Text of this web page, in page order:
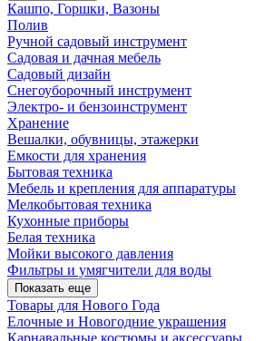
Кашпо, Горшки, Вазоны
Полив
Ручной садовый инструмент
Садовая и дачная мебель
Садовый дизайн
Снегоуборочный инструмент
Электро- и бензоинструмент
Хранение
Вешалки, обувницы, этажерки
Емкости для хранения
Бытовая техника
Мебель и крепления для аппаратуры
Мелкобытовая техника
Кухонные приборы
Белая техника
Мойки высокого давления
Фильтры и умягчители для воды
Показать еще
Товары для Нового Года
Елочные и Новогодние украшения
Карнавальные костюмы и аксессуары